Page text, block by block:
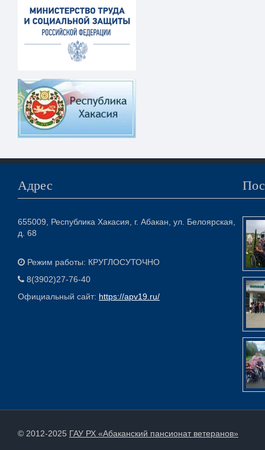
Адрес
655009, Республика Хакасия, г. Абакан, ул. Белоярская,
д. 68
Режим работы: КРУГЛОСУТОЧНО
8(3902)27-76-40
Официальный сайт: https://apv19.ru/
© 2012-2025 ГАУ РХ «Абаканский пансионат ветеранов»